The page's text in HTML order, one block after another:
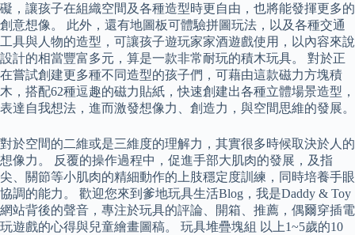
礙，讓孩子在組織空間及各種造型時更自由，也將能發揮更多的
創意想像。 此外，還有地圖板可體驗拼圖玩法，以及各種交通
工具與人物的造型，可讓孩子遊玩家家酒遊戲使用，以內容來說
設計的相當豐富多元，算是一款非常耐玩的積木玩具。 對於正
在嘗試創建更多種不同造型的孩子們，可藉由這款磁力方塊積
木，搭配62種逗趣的磁力貼紙，快速創建出各種立體場景造型，
表達自我想法，進而激發想像力、創造力，與空間思維的發展。
對於空間的二維或是三維度的理解力，其實很多時候取決於人的
想像力。 反覆的操作過程中，促進手部大肌肉的發展，及指
尖、關節等小肌肉的精細動作的上肢穩定度訓練，同時培養手眼
協調的能力。 歡迎您來到爹地玩具生活Blog，我是Daddy & Toy
網站背後的聲音，專注於玩具的評論、開箱、推薦，偶爾穿插電
玩遊戲的心得與兒童繪畫圖稿。 玩具堆疊塊組 以上1~5歲的10